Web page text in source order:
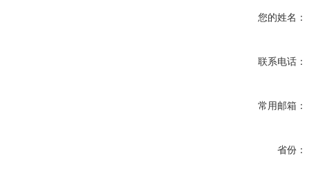
您的姓名：
联系电话：
常用邮箱：
省份：